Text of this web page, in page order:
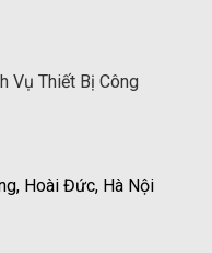
Vụ Thiết Bị Công
Hoài Đức, Hà Nội